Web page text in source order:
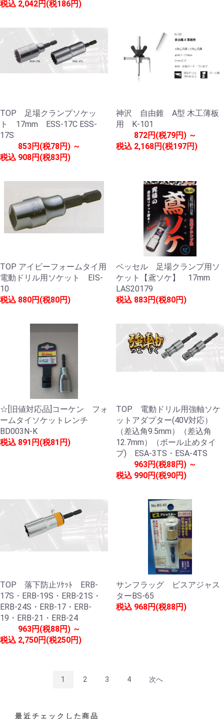
税込 2,042円(税186円)
TOP 足場クランプソケッ
ト 17mm ESS-17C ESS-
17S
税込
853円(税78円) ～
908円(税83円)
神沢 自由錐 A型 木工薄板
用 K-101
税込
872円(税79円) ～
2,168円(税197円)
TOP アイビーフォームタイ用
電動ドリル用ソケット EIS-
10
税込 880円(税80円)
ベッセル 足場クランプ用ソ
ケット【鳶ソケ】 17mm
LAS20179
税込 883円(税80円)
☆[旧値対応品]コーケン フォ
ームタイソケットレンチ
BD003N-K
税込 891円(税81円)
TOP 電動ドリル用強軸ソケ
ットアダプター(40V対応）
（差込角9.5mm）（差込角
12.7mm）（ボール止めタイ
プ) ESA-3TS・ESA-4TS
税込
963円(税88円) ～
990円(税90円)
TOP 落下防止ｿｹｯﾄ ERB-
17S・ERB-19S・ERB-21S・
ERB-24S・ERB-17・ERB-
19・ERB-21・ERB-24
税込
963円(税88円) ～
2,750円(税250円)
サンフラッグ ビスアジャス
ターBS-65
税込 968円(税88円)
1 2 3 4 次へ
最近チェックした商品